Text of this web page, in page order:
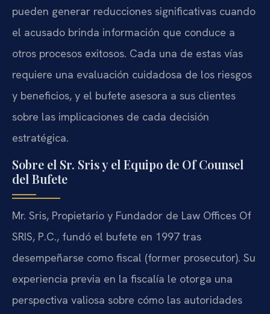
pueden generar reducciones significativas cuando
el acusado brinda información que conduce a
otros procesos exitosos. Cada una de estas vías
requiere una evaluación cuidadosa de los riesgos
y beneficios, y el bufete asesora a sus clientes
sobre las implicaciones de cada decisión
estratégica.
Sobre el Sr. Sris y el Equipo de Of Counsel
del Bufete
Mr. Sris, Propietario y Fundador de Law Offices Of
SRIS, P.C., fundó el bufete en 1997 tras
desempeñarse como fiscal (former prosecutor). Su
experiencia previa en la fiscalía le otorga una
perspectiva valiosa sobre cómo las autoridades